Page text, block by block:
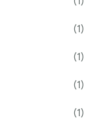
(1)
(1)
(1)
(1)